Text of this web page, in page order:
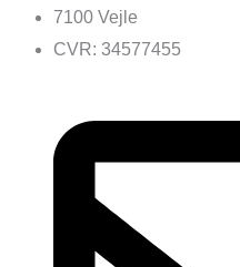
7100 Vejle
CVR: 34577455